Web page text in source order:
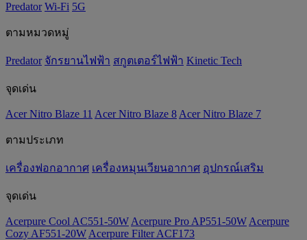
Predator Wi-Fi 5G
ตามหมวดหมู่
Predator จักรยานไฟฟ้า สกูตเตอร์ไฟฟ้า Kinetic Tech
จุดเด่น
Acer Nitro Blaze 11 Acer Nitro Blaze 8 Acer Nitro Blaze 7
ตามประเภท
เครื่องฟอกอากาศ เครื่องหมุนเวียนอากาศ อุปกรณ์เสริม
จุดเด่น
Acerpure Cool AC551-50W Acerpure Pro AP551-50W Acerpure
Cozy AF551-20W Acerpure Filter ACF173